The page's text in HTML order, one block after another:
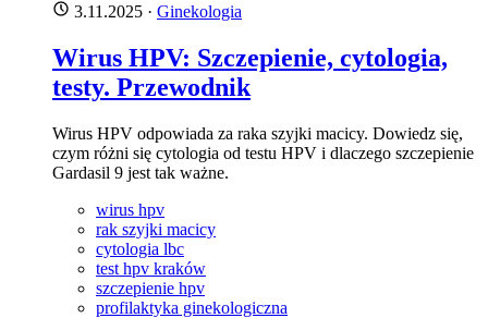
3.11.2025 · Ginekologia
Wirus HPV: Szczepienie, cytologia,
testy. Przewodnik
Wirus HPV odpowiada za raka szyjki macicy. Dowiedz się,
czym różni się cytologia od testu HPV i dlaczego szczepienie
Gardasil 9 jest tak ważne.
wirus hpv
rak szyjki macicy
cytologia lbc
test hpv kraków
szczepienie hpv
profilaktyka ginekologiczna